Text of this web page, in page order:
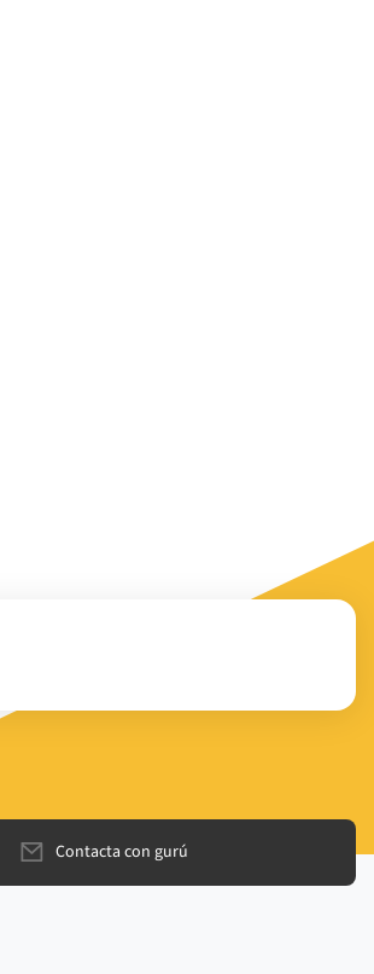
Contacta con gurú